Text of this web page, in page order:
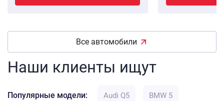
Все автомобили
Наши клиенты ищут
Популярные модели: Audi Q5 BMW 5